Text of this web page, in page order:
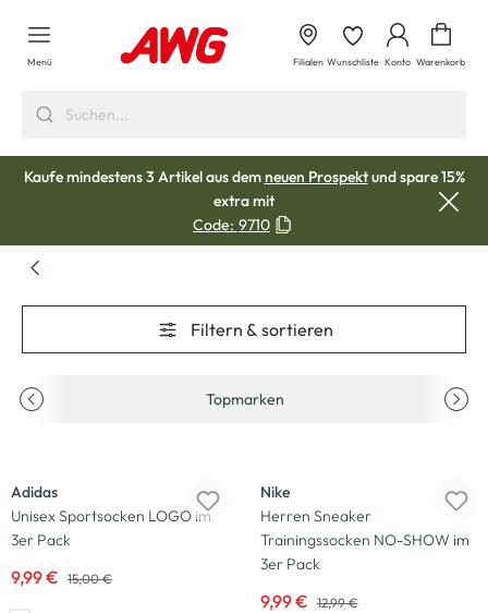
springen
Menü Filialen Wunschliste Konto Warenkorb
Kaufe mindestens 3 Artikel aus demneuen Prospektund spare 15%
extra mit
Code: 9710
Filtern & sortieren
Topmarken
Adidas
Unisex Sportsocken LOGO im
3er Pack
9,99 € 15,00 €
Nike
Herren Sneaker
Trainingssocken NO-SHOW im
3er Pack
9,99 € 12,99 €